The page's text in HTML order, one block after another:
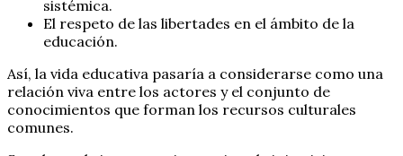
sistémica.
El respeto de las libertades en el ámbito de la
educación.
Así, la vida educativa pasaría a considerarse como una
relación viva entre los actores y el conjunto de
conocimientos que forman los recursos culturales
comunes.